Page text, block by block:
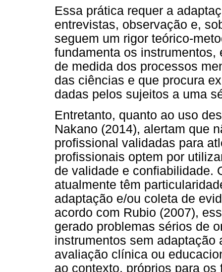
Essa prática requer a
entrevistas, observação e,
seguem um rigor teórico-
fundamenta os
de medida dos processos
das ciências e que procura
dadas pelos sujeitos a uma
Entretanto, quanto ao uso
Nakano (2014), alertam que
profissional validadas para
profissionais optem por
de validade e confiabilidade.
atualmente têm
adaptação e/ou coleta de
acordo com Rubio (2007),
gerado problemas sérios de
instrumentos sem
avaliação clínica ou
ao contexto, próprios para